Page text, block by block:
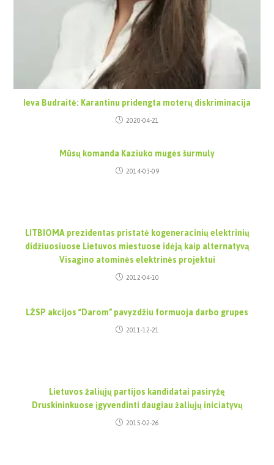
Ieva Budraitė: Karantinu pridengta moterų diskriminacija
2020-04-21
Mūsų komanda Kaziuko mugės šurmuly
2014-03-09
LITBIOMA prezidentas pristatė kogeneracinių elektrinių
didžiuosiuose Lietuvos miestuose idėją kaip alternatyvą
Visagino atominės elektrinės projektui
2012-04-10
LŽSP akcijos “Darom” pavyzdžiu formuoja darbo grupes
2011-12-21
Lietuvos žaliųjų partijos kandidatai pasiryžę
Druskininkuose įgyvendinti daugiau žaliųjų iniciatyvų
2015-02-26